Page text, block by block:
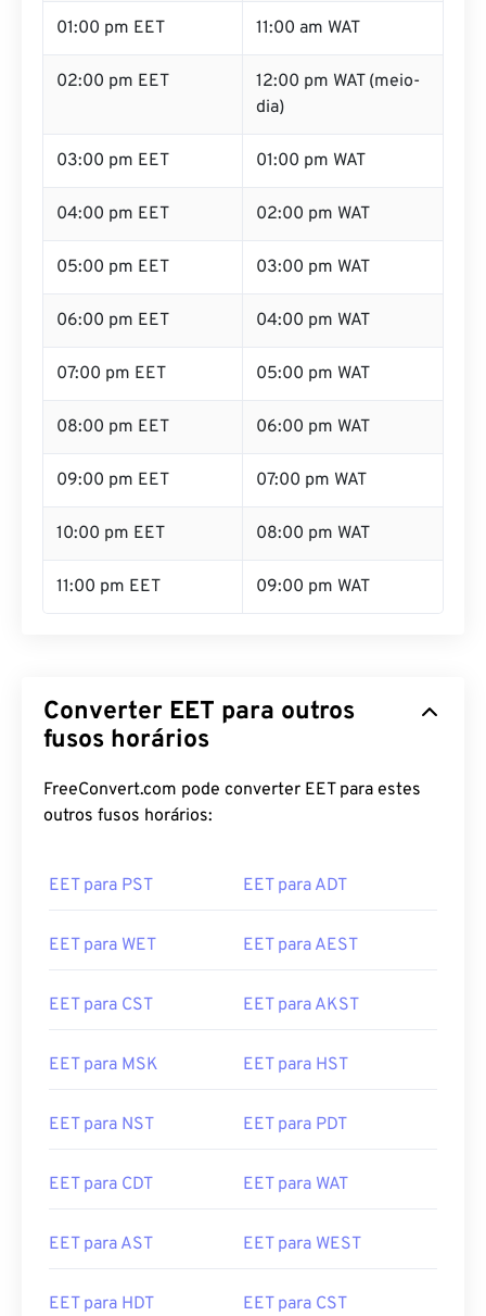
01:00 pm EET 11:00 am WAT
02:00 pm EET
12:00 pm WAT (meio-
dia)
03:00 pm EET 01:00 pm WAT
04:00 pm EET 02:00 pm WAT
05:00 pm EET 03:00 pm WAT
06:00 pm EET 04:00 pm WAT
07:00 pm EET 05:00 pm WAT
08:00 pm EET 06:00 pm WAT
09:00 pm EET 07:00 pm WAT
10:00 pm EET 08:00 pm WAT
11:00 pm EET 09:00 pm WAT
Converter EET para outros
fusos horários
FreeConvert.com pode converter EET para estes
outros fusos horários:
EET para PST EET para ADT
EET para WET EET para AEST
EET para CST EET para AKST
EET para MSK EET para HST
EET para NST EET para PDT
EET para CDT EET para WAT
EET para AST EET para WEST
EET para HDT EET para CST